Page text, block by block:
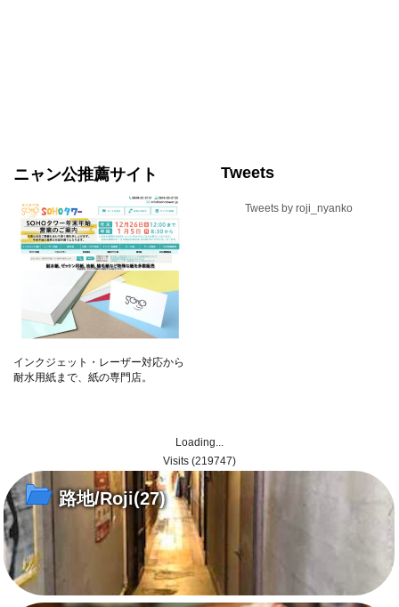
ます¥3,300
ニャン公推薦サイト
インクジェット・レーザー対応から
耐水用紙まで、紙の専門店。
Tweets
Tweets by roji_nyanko
Loading...
Visits (219747)
路地/Roji(27)